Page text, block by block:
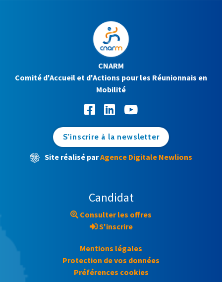
CNARM
Comité d'Accueil et d'Actions pour les Réunionnais en
Mobilité
S'inscrire à la newsletter
Site réalisé parAgence Digitale Newlions
Candidat
Consulter les offres
S'inscrire
Mentions légales
Protection de vos données
Préférences cookies